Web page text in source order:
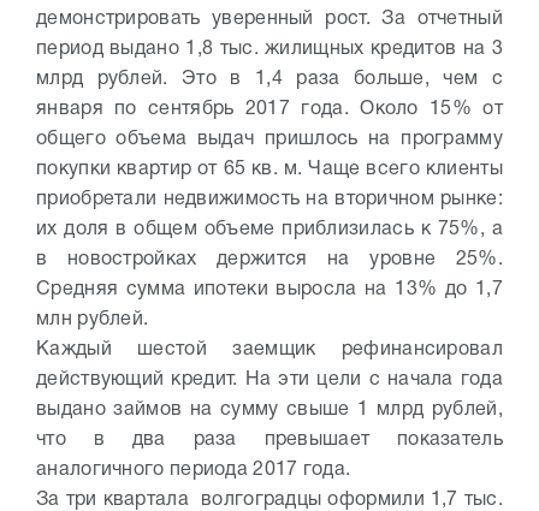
демонстрировать уверенный рост. За отчетный
период выдано 1,8 тыс. жилищных кредитов на 3
млрд рублей. Это в 1,4 раза больше, чем с
января по сентябрь 2017 года. Около 15% от
общего объема выдач пришлось на программу
покупки квартир от 65 кв. м. Чаще всего клиенты
приобретали недвижимость на вторичном рынке:
их доля в общем объеме приблизилась к 75%, а
в новостройках держится на уровне 25%.
Средняя сумма ипотеки выросла на 13% до 1,7
млн рублей.
Каждый шестой заемщик рефинансировал
действующий кредит. На эти цели с начала года
выдано займов на сумму свыше 1 млрд рублей,
что в два раза превышает показатель
аналогичного периода 2017 года.
За три квартала волгоградцы оформили 1,7 тыс.